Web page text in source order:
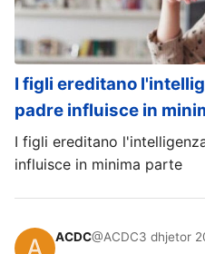
I figli ereditano
padre influisce in
I figli ereditano
influisce in minima parte
ACDC@ACDC3 dhjetor